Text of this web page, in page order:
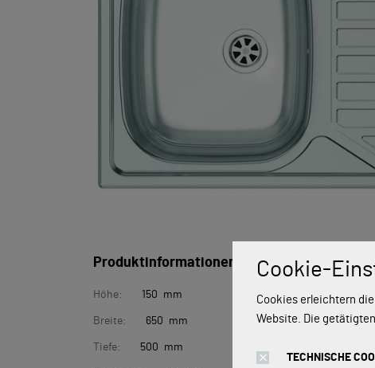
Cookie-
Cookies erleichtern
Website. Die
TECHNISCHE
Produktinformationen
Höhe: 150 mm
Breite: 650 mm
Tiefe: 500 mm